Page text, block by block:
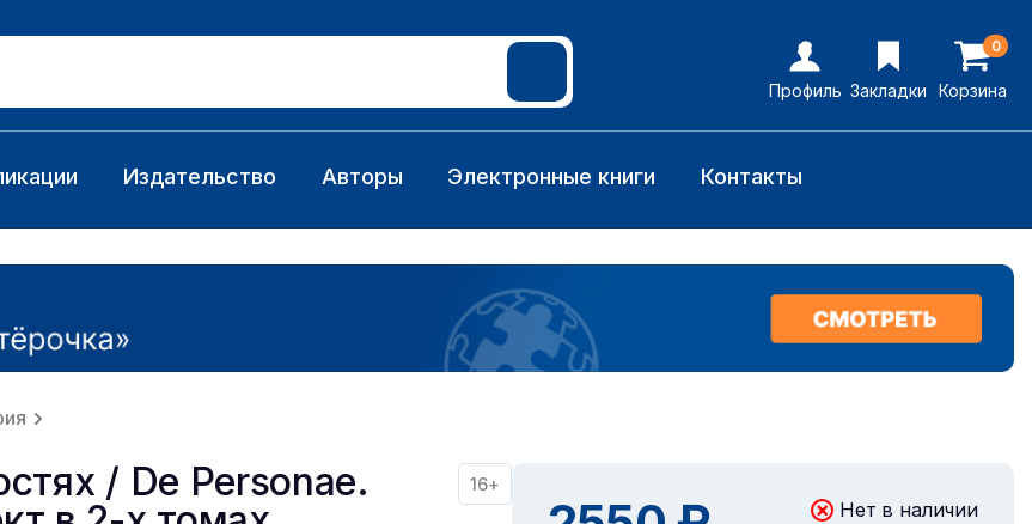
Профиль Закладки
0
Корзина
Издательство Авторы Электронные книги Контакты
/ De Personae.
16+
Нет в наличии